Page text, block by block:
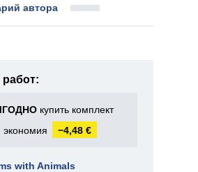
автора
работ:
купить комплект
экономия −4,48 €
with Animals